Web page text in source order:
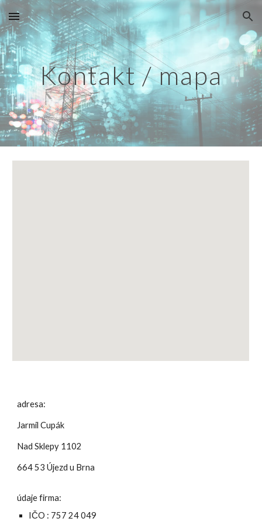
Skip to main content Skip to navigation
Kontakt / mapa
adresa:
Jarmil Cupák
Nad Sklepy 1102
664 53 Újezd u Brna
údaje firma:
IČO : 757 24 049